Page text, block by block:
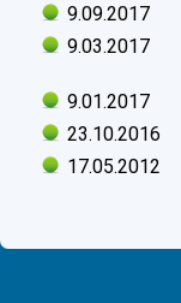
9.09.2017
9.03.2017
9.01.2017
23.10.2016
17.05.2012